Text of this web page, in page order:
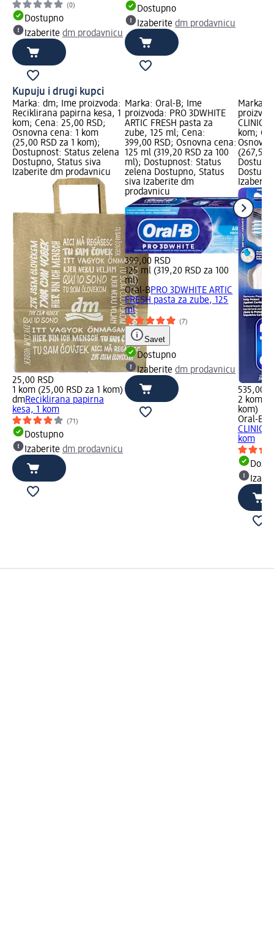
(0)
Dostupno
Izaberite dm prodavnicu
Dostupno
Izaberitedm prodavnicu
Kupuju i drugi kupci
Marka: dm; Ime proizvoda:
Reciklirana papirna kesa, 1
kom; Cena: 25,00 RSD;
Osnovna cena: 1 kom
(25,00 RSD za 1 kom);
Dostupnost: Status zelena
Dostupno, Status siva
Izaberite dm prodavnicu
25,00 RSD
1 kom (25,00 RSD za 1 kom)
dmReciklirana papirna
kesa, 1 kom
(71)
Dostupno
Izaberite dm prodavnicu
Marka: Oral-B; Ime
proizvoda: PRO 3DWHITE
ARTIC FRESH pasta za
zube, 125 ml; Cena:
399,00 RSD; Osnovna cena:
125 ml (319,20 RSD za 100
ml); Dostupnost: Status
zelena Dostupno, Status
siva Izaberite dm
prodavnicu
399,00 RSD
125 ml (319,20 RSD za 100
ml)
Oral-BPRO 3DWHITE ARTIC
FRESH pasta za zube, 125
ml
(7)
Savet
Dostupno
Izaberitedm prodavnicu
Marka:
kom;
(267,50
535,00
2 kom
kom)
Oral-B
kom